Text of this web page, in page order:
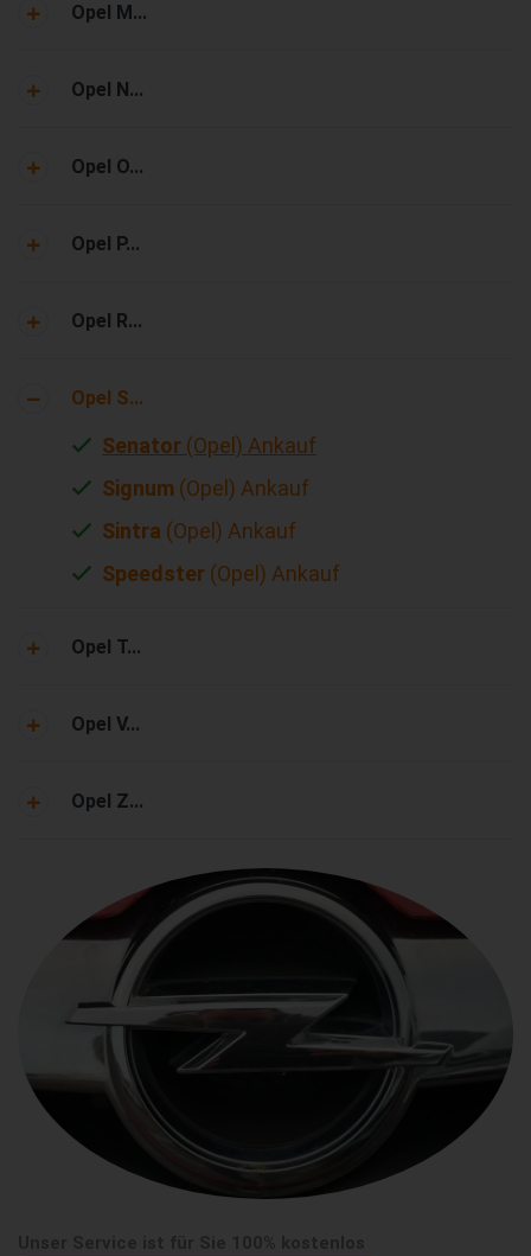
Opel M...
Opel N...
Opel O...
Opel P...
Opel R...
Opel S...
Senator (Opel) Ankauf
Signum (Opel) Ankauf
Sintra (Opel) Ankauf
Speedster (Opel) Ankauf
Opel T...
Opel V...
Opel Z...